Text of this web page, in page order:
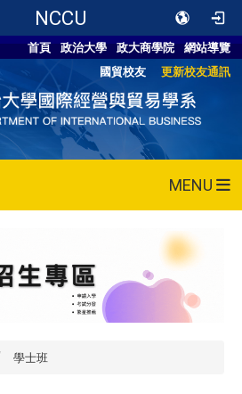
NCCU
首頁 政治大學 政大商學院
網站導覽
國貿校友
更新校友通訊
MENU
學士班